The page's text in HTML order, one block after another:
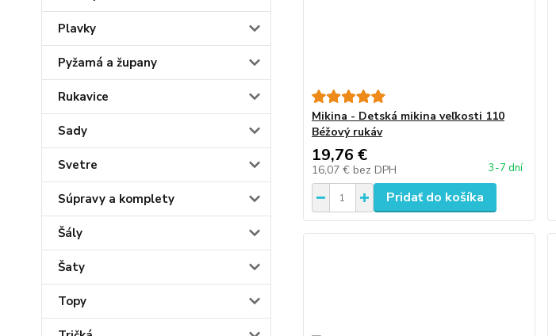
Plavky
Pyžamá a župany
Rukavice
Sady
Svetre
Súpravy a komplety
Šály
Šaty
Topy
Mikina - Detská mikina veľkosti 110
Béžový rukáv
19,76 €
16,07 € bez DPH 3-7 dní
Pridať do košíka